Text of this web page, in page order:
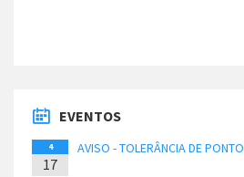
EVENTOS
4
17
AVISO - TOLERÂNCIA DE PONTO